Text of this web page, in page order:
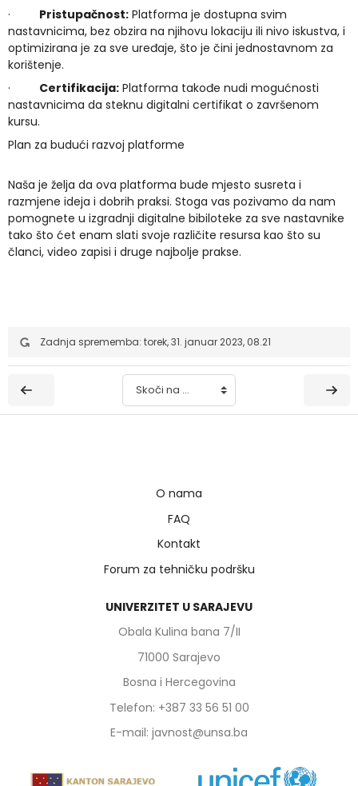
· Pristupačnost: Platforma je dostupna svim
nastavnicima, bez obzira na njihovu lokaciju ili nivo iskustva, i
optimizirana je za sve uređaje, što je čini jednostavnom za
korištenje.
· Certifikacija: Platforma takođe nudi mogućnosti
nastavnicima da steknu digitalni certifikat o završenom
kursu.
Plan za budući razvoj platforme
Naša je želja da ova platforma bude mjesto susreta i
razmjene ideja i dobrih praksi. Stoga vas pozivamo da nam
pomognete u izgradnji digitalne bibiloteke za sve nastavnike
tako što ćet enam slati svoje različite resursa kao što su
članci, video zapisi i druge najbolje prakse.
Zadnja sprememba: torek, 31. januar 2023, 08.21
Skoči na ...
O nama
FAQ
Kontakt
Forum za tehničku podršku
UNIVERZITET U SARAJEVU
Obala Kulina bana 7/II
71000 Sarajevo
Bosna i Hercegovina
Telefon: +387 33 56 51 00
E-mail: javnost@unsa.ba